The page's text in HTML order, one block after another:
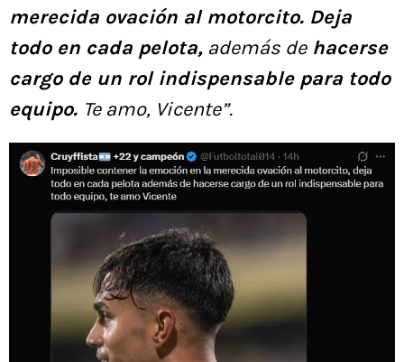
merecida ovación al motorcito. Deja
todo en cada pelota, además dehacerse
cargo de un rol indispensable para todo
equipo. Te amo, Vicente”.